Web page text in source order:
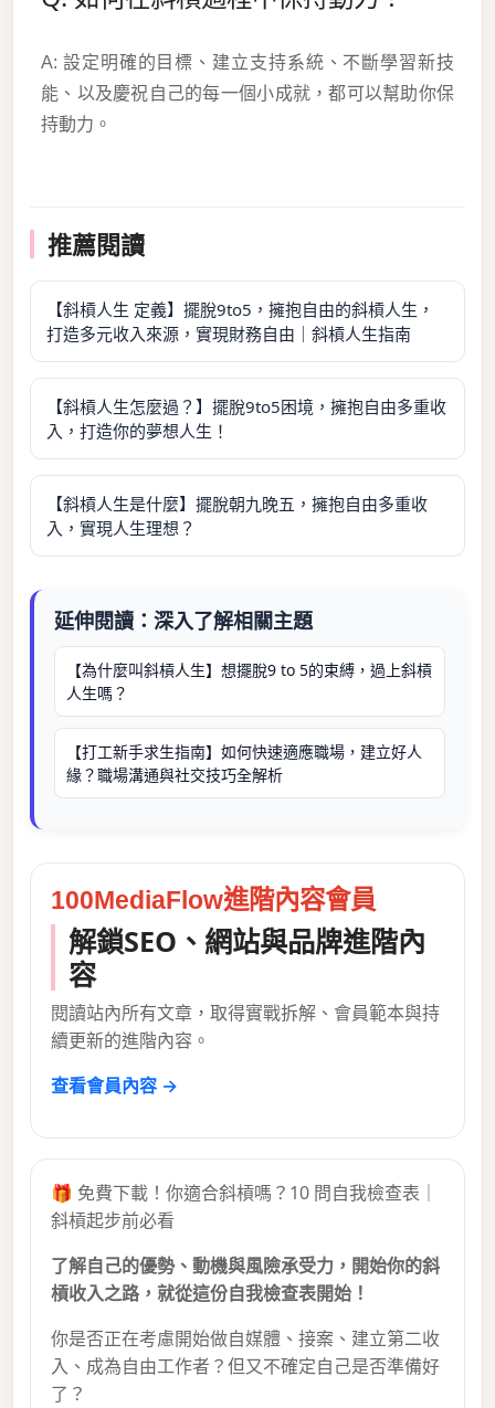
A: 設定明確的目標、建立支持系統、不斷學習新技
能、以及慶祝自己的每一個小成就，都可以幫助你保
持動力。
推薦閱讀
【斜槓人生 定義】擺脫9to5，擁抱自由的斜槓人生，
打造多元收入來源，實現財務自由｜斜槓人生指南
【斜槓人生怎麼過？】擺脫9to5困境，擁抱自由多重收
入，打造你的夢想人生！
【斜槓人生是什麼】擺脫朝九晚五，擁抱自由多重收
入，實現人生理想？
延伸閱讀：深入了解相關主題
【為什麼叫斜槓人生】想擺脫9 to 5的束縛，過上斜槓
人生嗎？
【打工新手求生指南】如何快速適應職場，建立好人
緣？職場溝通與社交技巧全解析
100MediaFlow進階內容會員
解鎖SEO、網站與品牌進階內
容
閱讀站內所有文章，取得實戰拆解、會員範本與持
續更新的進階內容。
查看會員內容 →
🎁 免費下載！你適合斜槓嗎？10 問自我檢查表｜
斜槓起步前必看
了解自己的優勢、動機與風險承受力，開始你的斜
槓收入之路，就從這份自我檢查表開始！
你是否正在考慮開始做自媒體、接案、建立第二收
入、成為自由工作者？但又不確定自己是否準備好
了？